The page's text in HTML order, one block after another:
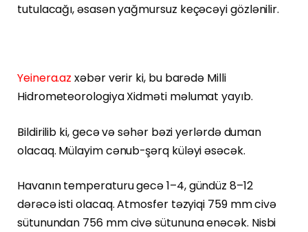
tutulacağı, əsasən yağmursuz keçəcəyi gözlənilir.
Yeinera.az xəbər verir ki, bu barədə Milli
Hidrometeorologiya Xidməti məlumat yayıb.
Bildirilib ki, gecə və səhər bəzi yerlərdə duman
olacaq. Mülayim cənub-şərq küləyi əsəcək.
Havanın temperaturu gecə 1–4, gündüz 8–12
dərəcə isti olacaq. Atmosfer təzyiqi 759 mm civə
sütunundan 756 mm civə sütununa enəcək. Nisbi